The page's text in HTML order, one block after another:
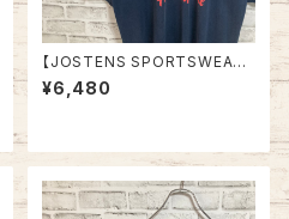
【JOSTENS SPORTSWEAR】
S/S Tee L 90s Made in US
A “Ft.Campbell” vintage AR
ィンテージ シングルステッチ ア
メリカ USA 古着
¥6,480